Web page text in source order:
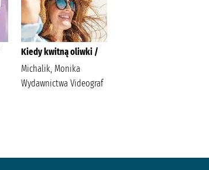
Kiedy kwitną oliwki /
Michalik, Monika
Wydawnictwa Videograf